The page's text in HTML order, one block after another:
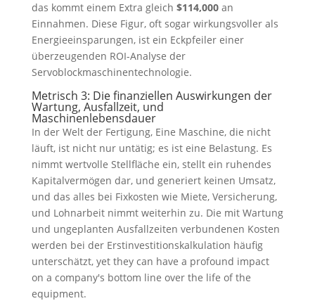
das kommt einem Extra gleich $114,000an
Einnahmen. Diese Figur, oft sogar wirkungsvoller als
Energieeinsparungen, ist ein Eckpfeiler einer
überzeugenden ROI-Analyse der
Servoblockmaschinentechnologie.
Metrisch 3: Die finanziellen Auswirkungen der
Wartung, Ausfallzeit, und
Maschinenlebensdauer
In der Welt der Fertigung, Eine Maschine, die nicht
läuft, ist nicht nur untätig; es ist eine Belastung. Es
nimmt wertvolle Stellfläche ein, stellt ein ruhendes
Kapitalvermögen dar, und generiert keinen Umsatz,
und das alles bei Fixkosten wie Miete, Versicherung,
und Lohnarbeit nimmt weiterhin zu. Die mit Wartung
und ungeplanten Ausfallzeiten verbundenen Kosten
werden bei der Erstinvestitionskalkulation häufig
unterschätzt, yet they can have a profound impact
on a company's bottom line over the life of the
equipment.